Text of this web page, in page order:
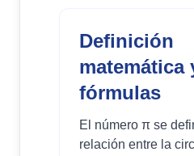
Definición
matemática
fórmulas
El número π se
relación entre la